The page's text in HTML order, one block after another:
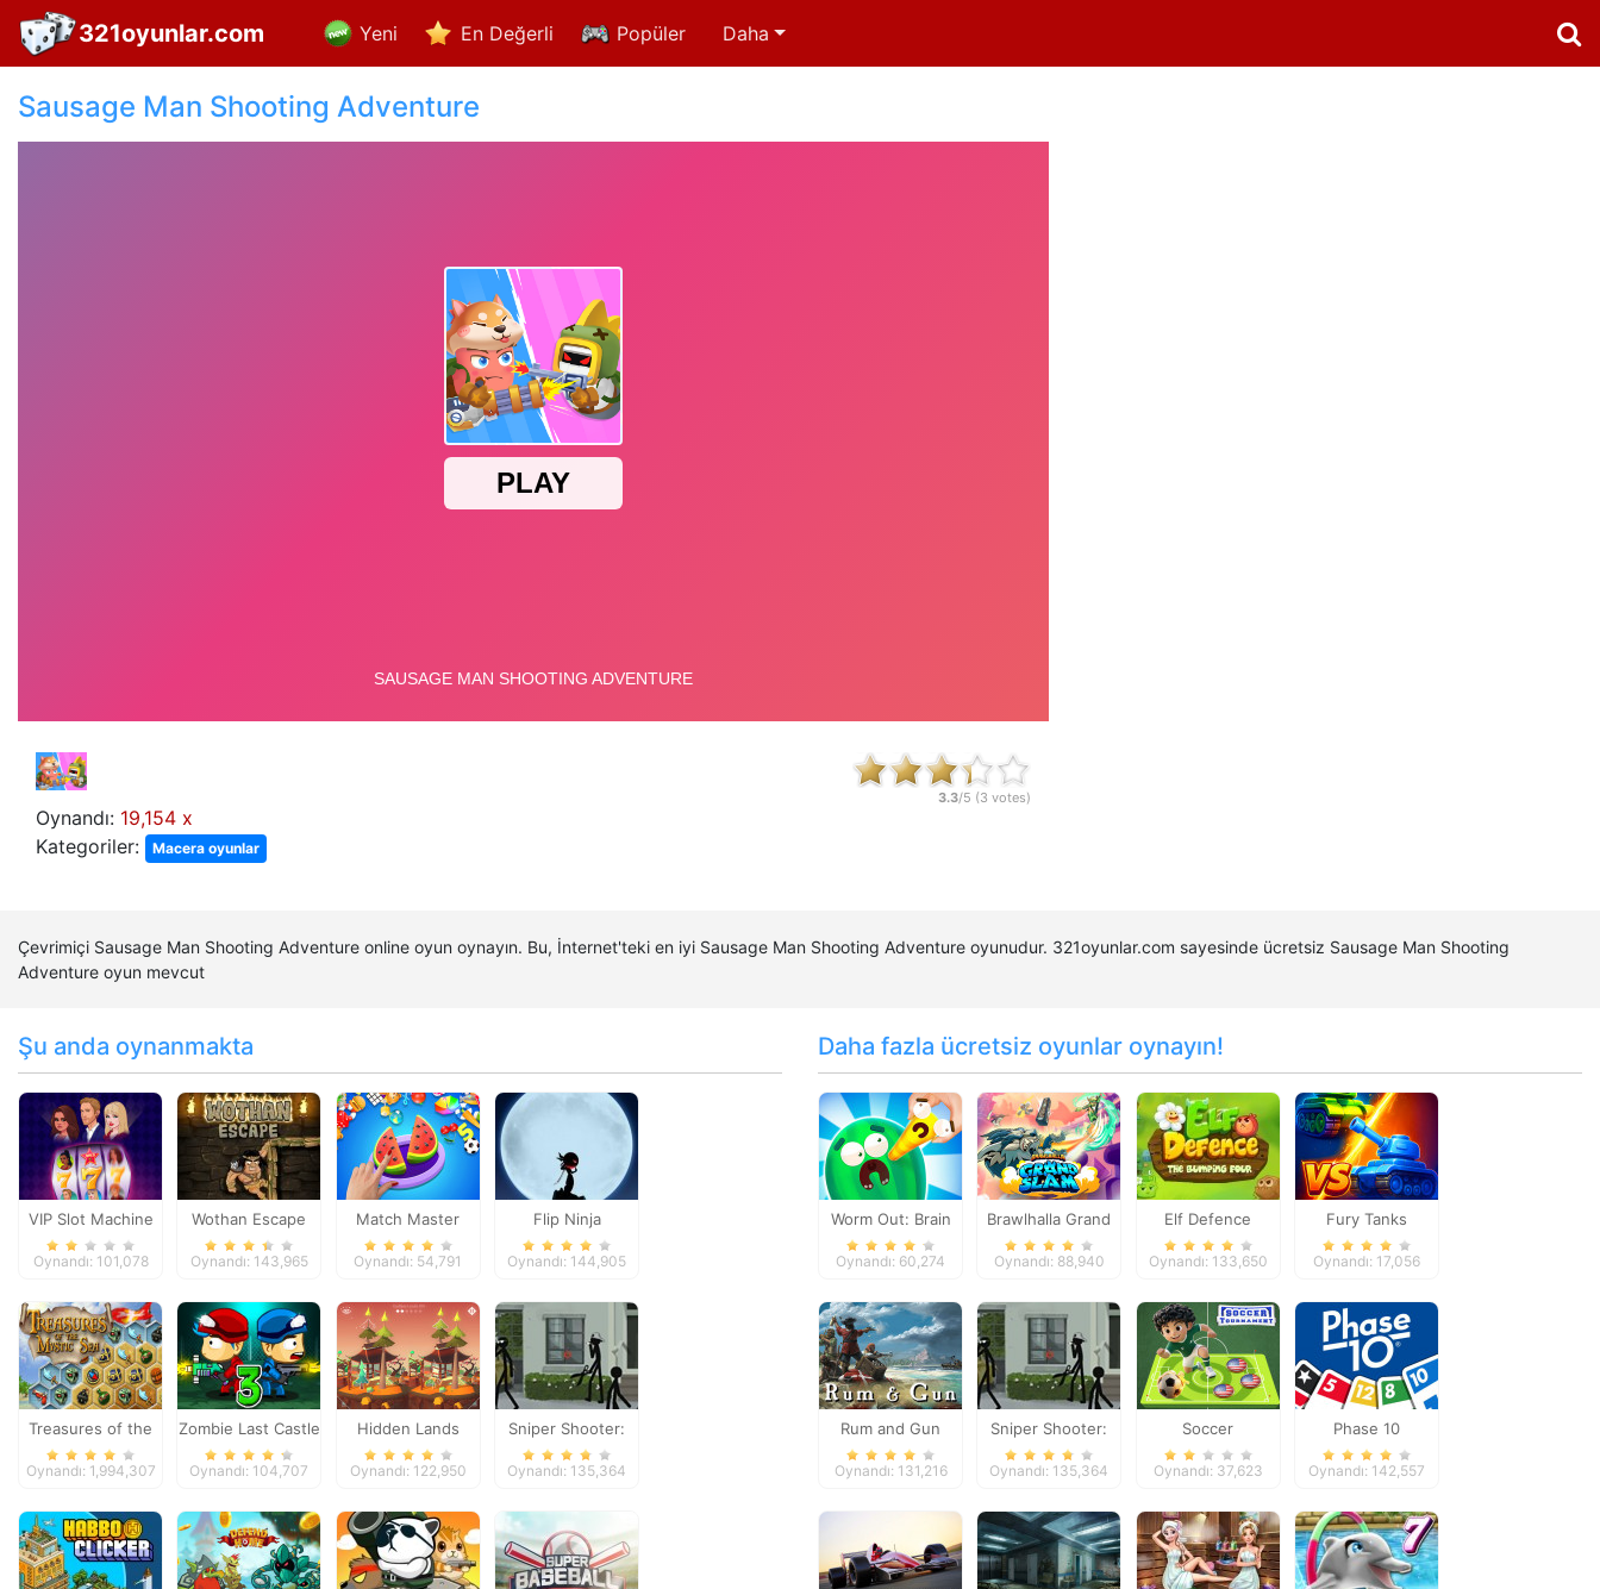
321oyunlar.com Yeni En Değerli Popüler Daha
Sausage Man Shooting Adventure
Oynandı: 19,154 x
Kategoriler:
Macera oyunlar
3.3/5 (3 votes)
Çevrimiçi Sausage Man Shooting Adventure online oyun oynayın. Bu, İnternet'teki en iyi Sausage Man Shooting Adventure oyunudur. 321oyunlar.com sayesinde ücretsiz Sausage Man Shooting
Adventure oyun mevcut
Şu anda oynanmakta
VIP Slot Machine
Oynandı: 101,078
Wothan Escape
Oynandı: 143,965
Match Master
Oynandı: 54,791
Flip Ninja
Oynandı: 144,905
Treasures of the
Mystic Sea
Oynandı: 1,994,307
Zombie Last Castle
3
Oynandı: 104,707
Hidden Lands
Oynandı: 122,950
Sniper Shooter:
Stickman Killing
Oynandı: 135,364
Daha fazla ücretsiz oyunlar oynayın!
Worm Out: Brain
Teaser Games
Oynandı: 60,274
Brawlhalla Grand
Slam
Oynandı: 88,940
Elf Defence
Oynandı: 133,650
Fury Tanks
Oynandı: 17,056
Rum and Gun
Oynandı: 131,216
Sniper Shooter:
Stickman Killing
Oynandı: 135,364
Soccer
Tournament
Oynandı: 37,623
Phase 10
Oynandı: 142,557